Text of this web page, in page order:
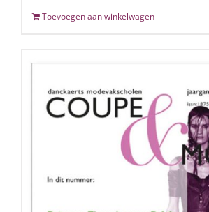
Toevoegen aan winkelwagen